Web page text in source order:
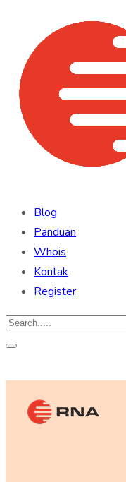
Blog
Panduan
Whois
Kontak
Register